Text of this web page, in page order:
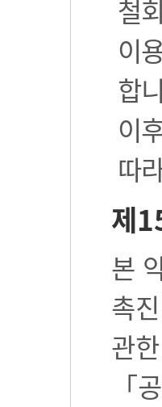
철
이
합
이
따
제
본
촉
관
「